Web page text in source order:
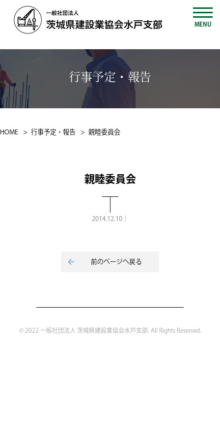
MENU
行事予定・報告
HOME 行事予定・報告 親睦委員会
親睦委員会
2014.12.10｜
前のページへ戻る
© 2022 一般社団法人 茨城県建設業協会水戸支部. All Rights Reserved.